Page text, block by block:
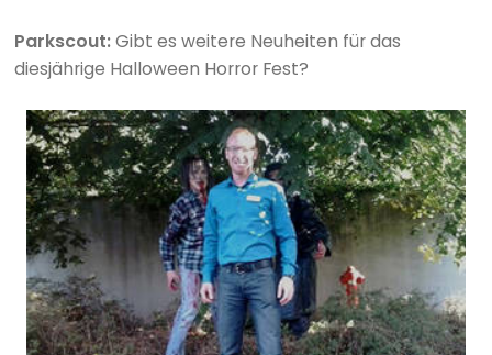
Parkscout:Gibt es weitere Neuheiten für das
diesjährige Halloween Horror Fest?